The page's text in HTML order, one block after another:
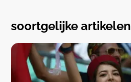
soortgelijke artikelen